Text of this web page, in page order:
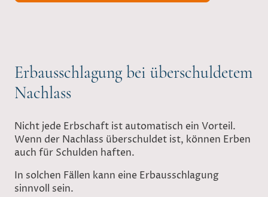
Erbausschlagung bei überschuldetem
Nachlass
Nicht jede Erbschaft ist automatisch ein Vorteil.
Wenn der Nachlass überschuldet ist, können Erben
auch für Schulden haften.
In solchen Fällen kann eine Erbausschlagung
sinnvoll sein.